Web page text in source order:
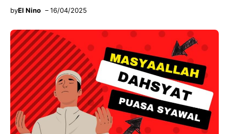
byEl Nino 16/04/2025